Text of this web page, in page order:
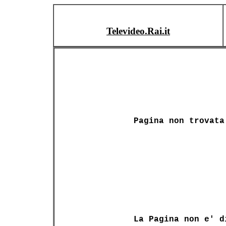
Televideo.Rai.it
Pagina non trovata
La Pagina non e'